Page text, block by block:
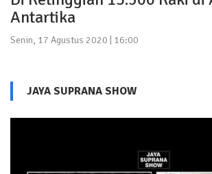
Antartika
Senin, 17 Agustus 2020 | 16:00
JAYA SUPRANA SHOW